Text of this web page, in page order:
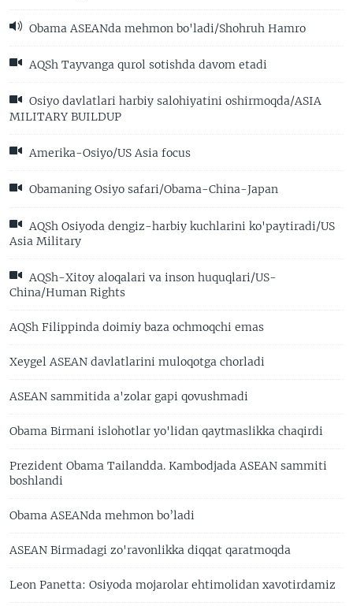
Obama ASEANda mehmon bo'ladi/Shohruh Hamro
AQSh Tayvanga qurol sotishda davom etadi
Osiyo davlatlari harbiy salohiyatini oshirmoqda/ASIA
MILITARY BUILDUP
Amerika-Osiyo/US Asia focus
Obamaning Osiyo safari/Obama-China-Japan
AQSh Osiyoda dengiz-harbiy kuchlarini ko'paytiradi/US
Asia Military
AQSh-Xitoy aloqalari va inson huquqlari/US-
China/Human Rights
AQSh Filippinda doimiy baza ochmoqchi emas
Xeygel ASEAN davlatlarini muloqotga chorladi
ASEAN sammitida a'zolar gapi qovushmadi
Obama Birmani islohotlar yo'lidan qaytmaslikka chaqirdi
Prezident Obama Tailandda. Kambodjada ASEAN sammiti
boshlandi
Obama ASEANda mehmon bo’ladi
ASEAN Birmadagi zo'ravonlikka diqqat qaratmoqda
Leon Panetta: Osiyoda mojarolar ehtimolidan xavotirdamiz